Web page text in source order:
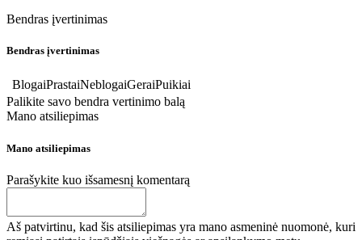
Bendras įvertinimas
Bendras įvertinimas
BlogaiPrastaiNeblogaiGeraiPuikiai
Palikite savo bendra vertinimo balą
Mano atsiliepimas
Mano atsiliepimas
Parašykite kuo išsamesnį komentarą
Aš patvirtinu, kad šis atsiliepimas yra mano asmeninė nuomonė, kuri